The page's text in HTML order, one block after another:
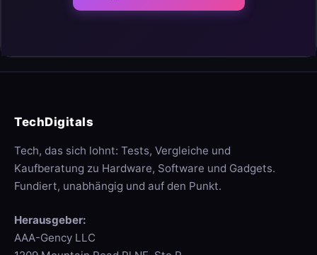
TechDigitals
Tech, das sich lohnt: Tests, Vergleiche und
Kaufberatung zu Hardware, Software und Gadgets.
Fundiert, unabhängig und auf den Punkt.
Herausgeber:
AAA-Gency LLC